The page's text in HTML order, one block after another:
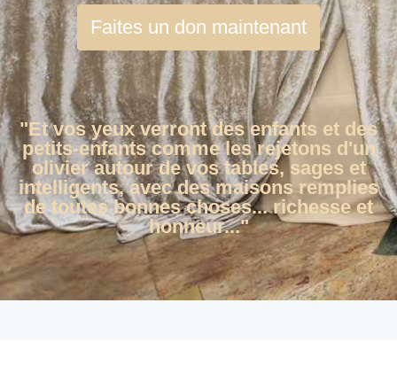
Faites un don maintenant
"Et vos yeux verront des enfants et des
petits-enfants comme les rejetons d'un
olivier autour de vos tables, sages et
intelligents, avec des maisons remplies
de toutes bonnes choses... richesse et
honneur..."